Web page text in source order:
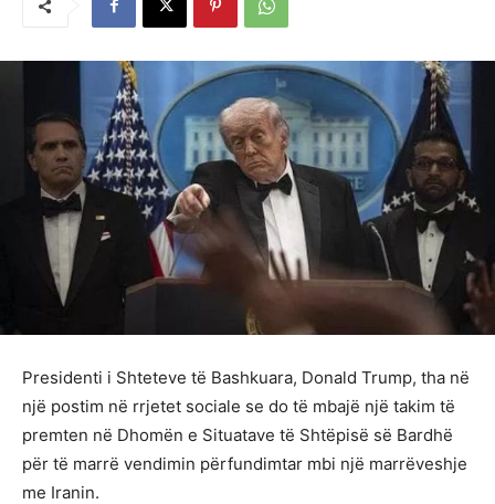
Presidenti i Shteteve të Bashkuara, Donald Trump, tha në
një postim në rrjetet sociale se do të mbajë një takim të
premten në Dhomën e Situatave të Shtëpisë së Bardhë
për të marrë vendimin përfundimtar mbi një marrëveshje
me Iranin.